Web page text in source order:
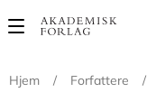
Main
Hjem
/ Forfattere /